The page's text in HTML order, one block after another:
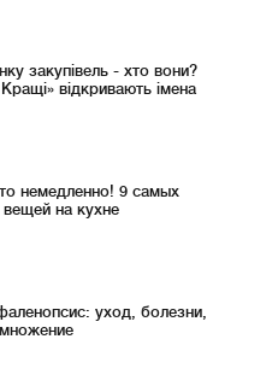
закупівель - хто вони?
відкривають імена
немедленно! 9 самых
на кухне
уход, болезни,